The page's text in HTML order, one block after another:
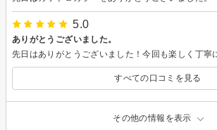
5.0
ありがとうございました。
すべての口コミを見る
その他の情報を表示